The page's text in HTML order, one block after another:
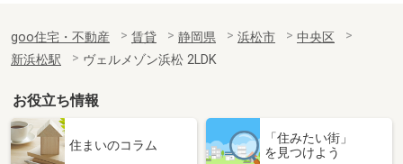
goo住宅・不動産 賃貸 静岡県 浜松市
中央区
新浜松駅
ヴェルメゾン浜松 2LDK
お役立ち情報
住まいのコラム
「住みたい街」
を見つけよう